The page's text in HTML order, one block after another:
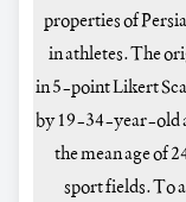
properties of
in athletes. The
in 5-point Likert
by 19-34-year-old
the mean age of
sport fields. To